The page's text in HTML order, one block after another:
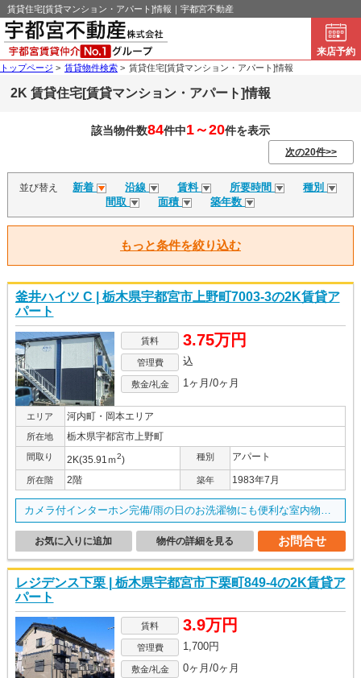
賃貸住宅[賃貸マンション・アパート]情報｜宇都宮不動産
来店予約
トップページ > 賃貸物件検索 > 賃貸住宅[賃貸マンション・アパート]情報
2K 賃貸住宅[賃貸マンション・アパート]情報
該当物件数84件中1～20件を表示
次の20件>>
並び替え 新着 沿線 賃料 所要時間
種別
間取
面積 築年数
もっと条件を絞り込む
釜井ハイツ C | 栃木県宇都宮市上野町7003-3の2K賃貸ア
パート
賃料 3.75万円
管理費 込
敷金/礼金 1ヶ月/0ヶ月
エリア 河内町・岡本エリア
所在地 栃木県宇都宮市上野町
間取り 2K(35.91ｍ2) 種別 アパート
所在階 2階 築年 1983年7月
カメラ付インターホン完備/雨の日のお洗濯物にも便利な室内物干し付き/
お問合せ
物件の詳細を見る
お気に入りに追加
レジデンス下栗 | 栃木県宇都宮市下栗町849-4の2K賃貸ア
パート
賃料 3.9万円
管理費 1,700円
敷金/礼金 0ヶ月/0ヶ月